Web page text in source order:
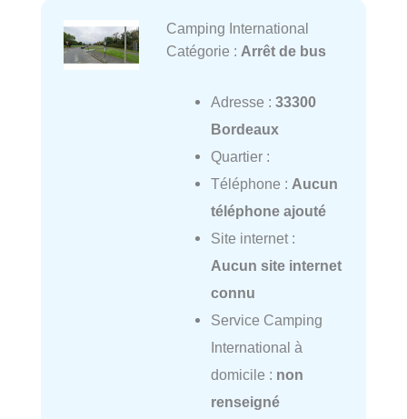
Camping International
Catégorie : Arrêt de bus
Adresse : 33300
Bordeaux
Quartier :
Téléphone : Aucun
téléphone ajouté
Site internet :
Aucun site internet
connu
Service Camping
International à
domicile : non
renseigné